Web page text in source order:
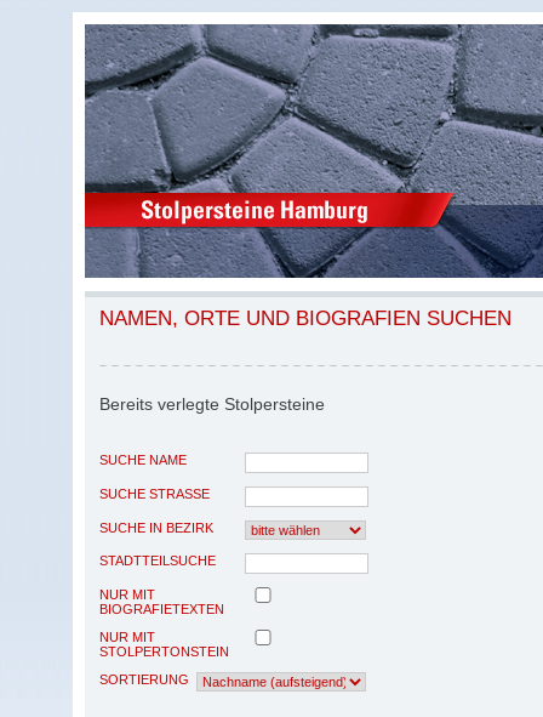
NAMEN, ORTE UND BIOGRAFIEN SUCHEN
Bereits verlegte Stolpersteine
SUCHE NAME
SUCHE STRASSE
SUCHE IN BEZIRK
STADTTEILSUCHE
NUR MIT
BIOGRAFIETEXTEN
NUR MIT
STOLPERTONSTEIN
SORTIERUNG